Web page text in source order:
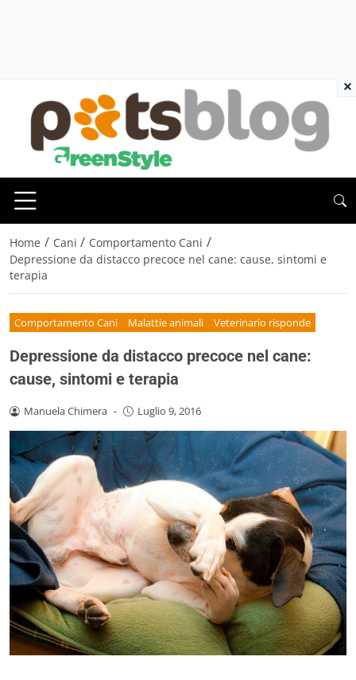
Home / Cani / Comportamento Cani /
Depressione da distacco precoce nel cane: cause, sintomi e
terapia
Comportamento Cani Malattie animali Veterinario risponde
Depressione da distacco precoce nel cane:
cause, sintomi e terapia
Manuela Chimera - Luglio 9, 2016
×